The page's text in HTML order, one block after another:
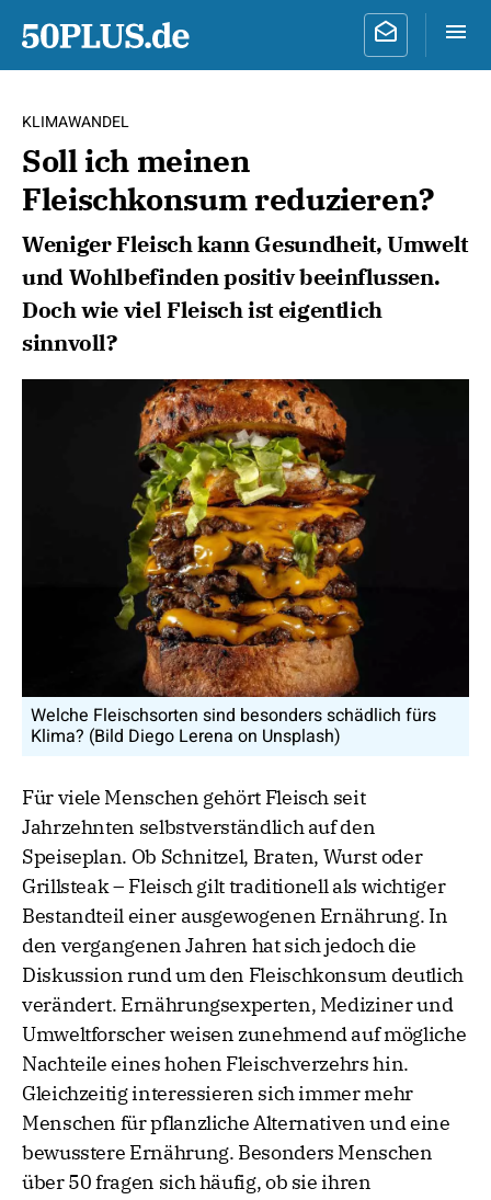
KLIMAWANDEL
Soll ich meinen
Fleischkonsum reduzieren?
Weniger Fleisch kann Gesundheit, Umwelt
und Wohlbefinden positiv beeinflussen.
Doch wie viel Fleisch ist eigentlich
sinnvoll?
Welche Fleischsorten sind besonders schädlich fürs
Klima? (Bild Diego Lerena on Unsplash)
Für viele Menschen gehört Fleisch seit
Jahrzehnten selbstverständlich auf den
Speiseplan. Ob Schnitzel, Braten, Wurst oder
Grillsteak – Fleisch gilt traditionell als wichtiger
Bestandteil einer ausgewogenen Ernährung. In
den vergangenen Jahren hat sich jedoch die
Diskussion rund um den Fleischkonsum deutlich
verändert. Ernährungsexperten, Mediziner und
Umweltforscher weisen zunehmend auf mögliche
Nachteile eines hohen Fleischverzehrs hin.
Gleichzeitig interessieren sich immer mehr
Menschen für pflanzliche Alternativen und eine
bewusstere Ernährung. Besonders Menschen
über 50 fragen sich häufig, ob sie ihren